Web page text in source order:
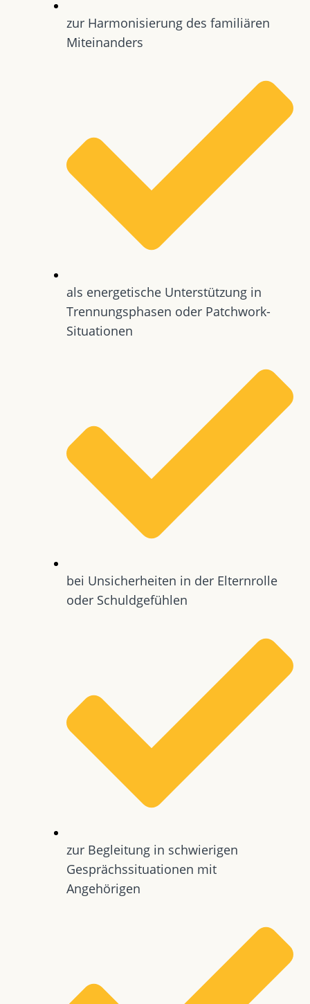
zur Harmonisierung des familiären
Miteinanders
als energetische Unterstützung in
Trennungsphasen oder Patchwork-
Situationen
bei Unsicherheiten in der Elternrolle
oder Schuldgefühlen
zur Begleitung in schwierigen
Gesprächssituationen mit
Angehörigen